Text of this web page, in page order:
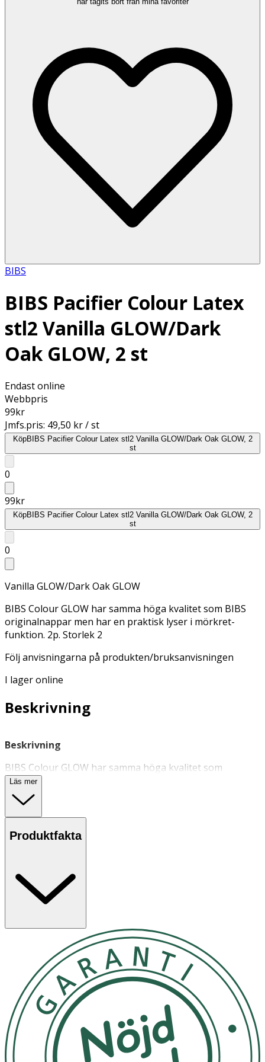
BIBS
BIBS Pacifier Colour Latex
stl2 Vanilla GLOW/Dark
Oak GLOW, 2 st
Endast online
Webbpris
99kr
Jmfs.pris: 49,50 kr / st
KöpBIBS Pacifier Colour Latex stl2 Vanilla GLOW/Dark Oak GLOW, 2
st
0
99kr
KöpBIBS Pacifier Colour Latex stl2 Vanilla GLOW/Dark Oak GLOW, 2
st
0
Vanilla GLOW/Dark Oak GLOW
BIBS Colour GLOW har samma höga kvalitet som BIBS
originalnappar men har en praktisk lyser i mörkret-
funktion. 2p. Storlek 2
Följ anvisningarna på produkten/bruksanvisningen
I lager online
Beskrivning
Beskrivning
BIBS Colour GLOW har samma höga kvalitet som
originalnapparna, med en praktisk självlysande ring.
Ljusfunktionen gör det lätt att hitta
natten. Du aktiverar funktionen genom att hålla nappen
mot en lampa i 5–10 sekunder.
Sugdelen är tillverkad av naturgummilatex. 100% fri från
Storlek 2 passar barn från 6+ månader.
Användning
Innan nappen används för första gången ska den
steriliseras i kokande vatten i 5 minuter. Låt den sedan
svalna. Vatten kan komma in i sugdelen på grund av
ventilationshålet. Krama helt enkelt försiktigt på nappen
för att ta bort vattnet. Detta för att upprätthålla
hygienen.
Rengör och sterilisera napparna före varje användning.
Använd inte diskmedel eller diskmaskin eftersom detta
skadar sugdelen.
Läs mer
Produktfakta